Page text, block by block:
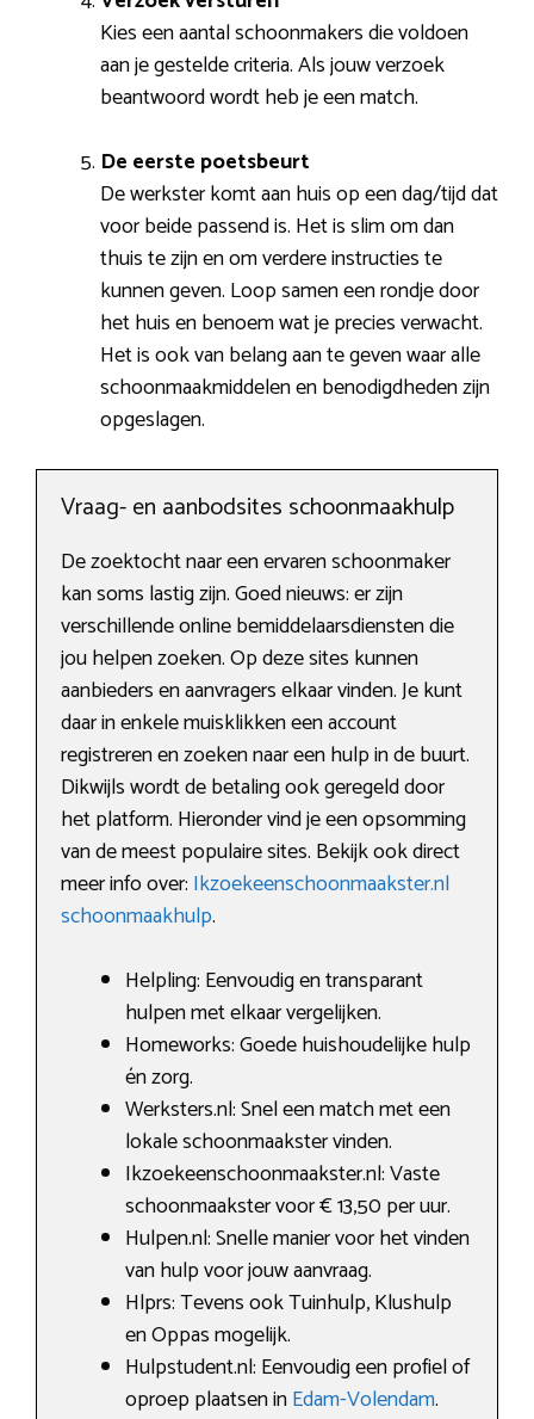
Kies een aantal schoonmakers die voldoen
aan je gestelde criteria. Als jouw verzoek
beantwoord wordt heb je een match.
De eerste poetsbeurt
De werkster komt aan huis op een dag/tijd dat
voor beide passend is. Het is slim om dan
thuis te zijn en om verdere instructies te
kunnen geven. Loop samen een rondje door
het huis en benoem wat je precies verwacht.
Het is ook van belang aan te geven waar alle
schoonmaakmiddelen en benodigdheden zijn
opgeslagen.
Vraag- en aanbodsites schoonmaakhulp
De zoektocht naar een ervaren schoonmaker
kan soms lastig zijn. Goed nieuws: er zijn
verschillende online bemiddelaarsdiensten die
jou helpen zoeken. Op deze sites kunnen
aanbieders en aanvragers elkaar vinden. Je kunt
daar in enkele muisklikken een account
registreren en zoeken naar een hulp in de buurt.
Dikwijls wordt de betaling ook geregeld door
het platform. Hieronder vind je een opsomming
van de meest populaire sites. Bekijk ook direct
meer info over: Ikzoekeenschoonmaakster.nl
schoonmaakhulp.
Helpling: Eenvoudig en transparant
hulpen met elkaar vergelijken.
Homeworks: Goede huishoudelijke hulp
én zorg.
Werksters.nl: Snel een match met een
lokale schoonmaakster vinden.
Ikzoekeenschoonmaakster.nl: Vaste
schoonmaakster voor € 13,50 per uur.
Hulpen.nl: Snelle manier voor het vinden
van hulp voor jouw aanvraag.
Hlprs: Tevens ook Tuinhulp, Klushulp
en Oppas mogelijk.
Hulpstudent.nl: Eenvoudig een profiel of
oproep plaatsen inEdam-Volendam.